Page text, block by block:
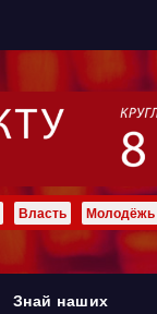
Власть Молодёжь
Знай наших